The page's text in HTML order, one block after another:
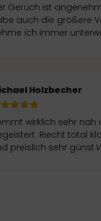
Geruch ist
auch die größere
ich immer
Holzbecher
wirklich sehr nah
Riecht total
preislich sehr günst